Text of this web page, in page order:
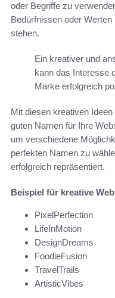
oder Begriffe zu
Bedürfnissen oder
stehen.
Ein kreativer und
kann das Interesse
Marke erfolgreich
Mit diesen kreativen
guten Namen für Ihre
um verschiedene
perfekten Namen zu
erfolgreich repräsentiert.
Beispiel für kreative
PixelPerfection
LifeInMotion
DesignDreams
FoodieFusion
TravelTrails
ArtisticVibes